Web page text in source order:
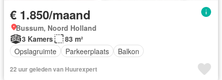
€ 1.850/maand
Bussum, Noord Holland
3 Kamers
83 m²
Opslagruimte
Parkeerplaats Balkon
22 uur geleden van Huurexpert